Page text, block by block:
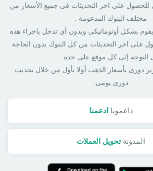
للحصول على اخر التحديثات فى جميع الأسعار من
مختلف البنوك المدعومة .
بشكل أوتوماتيكى وبدون أى تدخل باجراء هذه
على اخر التحديثات من كل البنوك بدون الحاجة
التوجه إلى كل موقع على حدة.
دورى بأسعار الذهب أولا بأول من خلال تحديث
دورى يومى.
داعمونا ادعمنا
المدونةتحويل العملات